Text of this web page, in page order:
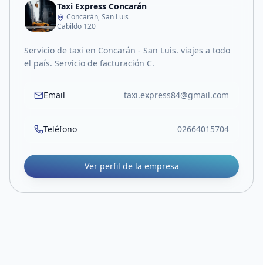
Taxi Express Concarán
Concarán, San Luis
Cabildo 120
Servicio de taxi en Concarán - San Luis. viajes a todo
el país. Servicio de facturación C.
Email taxi.express84@gmail.com
Teléfono 02664015704
Ver perfil de la empresa